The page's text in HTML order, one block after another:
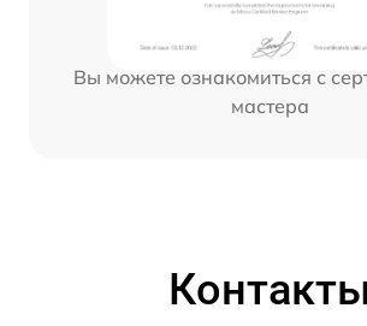
Вы можете ознакомиться с
мастера
Контакты